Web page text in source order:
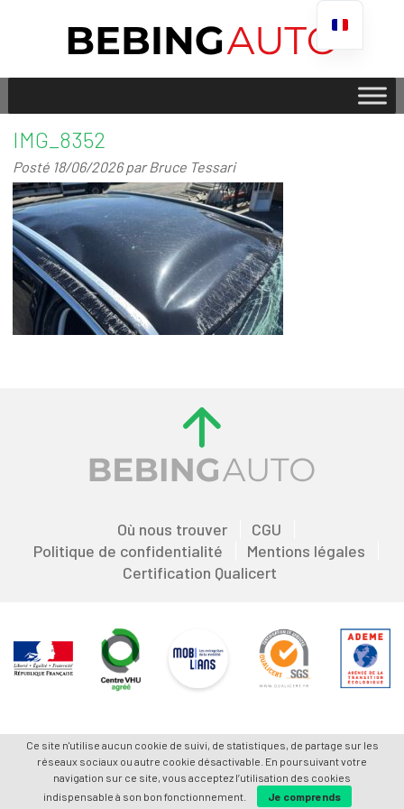
IMG_8352
Posté 18/06/2026parBruce Tessari
Où nous trouver
CGU
Politique de confidentialité
Mentions légales
Certification Qualicert
Ce site n'utilise aucun cookie de suivi, de statistiques, de partage sur les
réseaux sociaux ou autre cookie désactivable. En poursuivant votre
navigation sur ce site, vous acceptez l’utilisation des cookies
indispensable à son bon fonctionnement.
Je comprends